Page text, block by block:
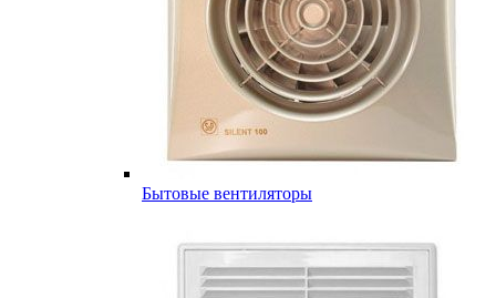
Бытовые вентиляторы